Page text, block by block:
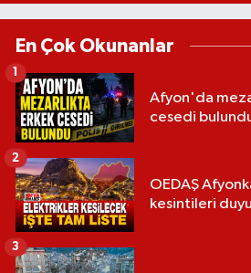
En Çok Okunanlar
Afyon'da
cesedi
1
OEDAŞ
kesintileri
2
3